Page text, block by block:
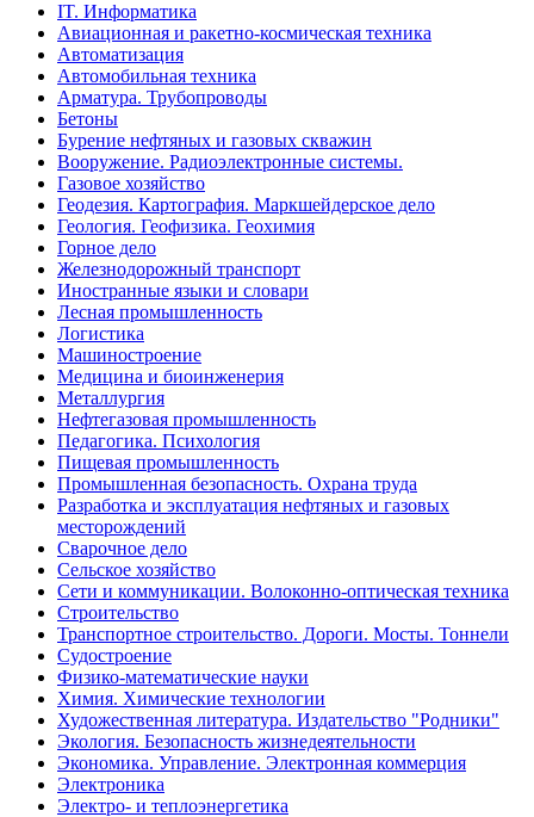
IT. Информатика
Авиационная и ракетно-космическая техника
Автоматизация
Автомобильная техника
Арматура. Трубопроводы
Бетоны
Бурение нефтяных и газовых скважин
Вооружение. Радиоэлектронные системы.
Газовое хозяйство
Геодезия. Картография. Маркшейдерское дело
Геология. Геофизика. Геохимия
Горное дело
Железнодорожный транспорт
Иностранные языки и словари
Лесная промышленность
Логистика
Машиностроение
Медицина и биоинженерия
Металлургия
Нефтегазовая промышленность
Педагогика. Психология
Пищевая промышленность
Промышленная безопасность. Охрана труда
Разработка и эксплуатация нефтяных и газовых
месторождений
Сварочное дело
Сельское хозяйство
Сети и коммуникации. Волоконно-оптическая техника
Строительство
Транспортное строительство. Дороги. Мосты. Тоннели
Судостроение
Физико-математические науки
Химия. Химические технологии
Художественная литература. Издательство "Родники"
Экология. Безопасность жизнедеятельности
Экономика. Управление. Электронная коммерция
Электроника
Электро- и теплоэнергетика